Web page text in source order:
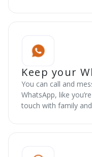
Keep your
You can call and
WhatsApp, like
touch with family and